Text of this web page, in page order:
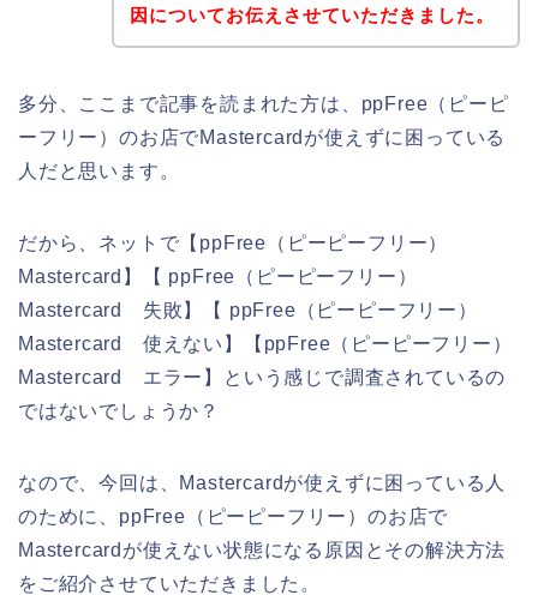
因についてお伝えさせていただきました。
多分、ここまで記事を読まれた方は、ppFree（ピーピ
ーフリー）のお店でMastercardが使えずに困っている
人だと思います。
だから、ネットで【ppFree（ピーピーフリー）
Mastercard】【 ppFree（ピーピーフリー）
Mastercard 失敗】【 ppFree（ピーピーフリー）
Mastercard 使えない】【ppFree（ピーピーフリー）
Mastercard エラー】という感じで調査されているの
ではないでしょうか？
なので、今回は、Mastercardが使えずに困っている人
のために、ppFree（ピーピーフリー）のお店で
Mastercardが使えない状態になる原因とその解決方法
をご紹介させていただきました。